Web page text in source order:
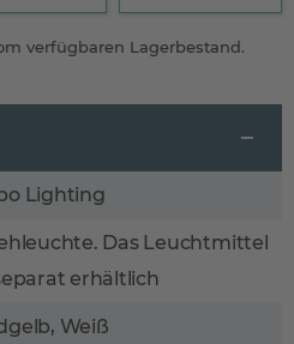
verfügbaren Lagerbestand.
Lighting
Das Leuchtmittel
erhältlich
Weiß